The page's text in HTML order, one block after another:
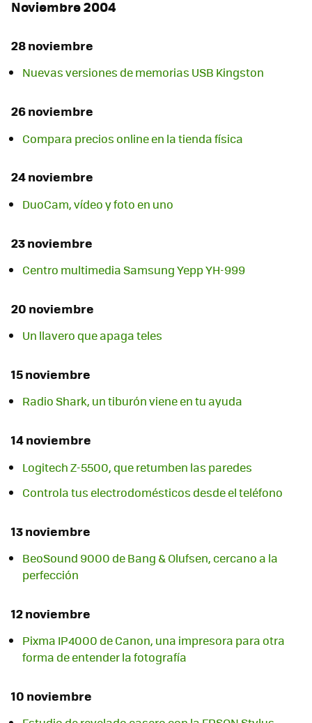
Noviembre 2004
28 noviembre
Nuevas versiones de memorias USB Kingston
26 noviembre
Compara precios online en la tienda física
24 noviembre
DuoCam, vídeo y foto en uno
23 noviembre
Centro multimedia Samsung Yepp YH-999
20 noviembre
Un llavero que apaga teles
15 noviembre
Radio Shark, un tiburón viene en tu ayuda
14 noviembre
Logitech Z-5500, que retumben las paredes
Controla tus electrodomésticos desde el teléfono
13 noviembre
BeoSound 9000 de Bang & Olufsen, cercano a la
perfección
12 noviembre
Pixma IP4000 de Canon, una impresora para otra
forma de entender la fotografía
10 noviembre